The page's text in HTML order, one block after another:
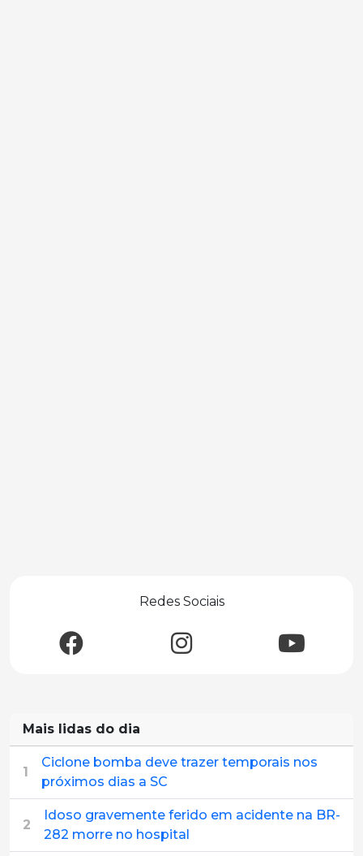
Redes Sociais
Mais lidas do dia
1
Ciclone bomba deve trazer temporais nos
próximos dias a SC
2
Idoso gravemente ferido em acidente na BR-
282 morre no hospital